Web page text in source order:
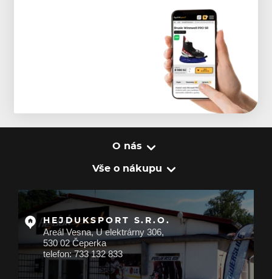
O nás
Vše o nákupu
HEJDUKSPORT S.R.O.
Areál Vesna, U elektrárny 306,
530 02 Čeperka
telefon: 733 132 833